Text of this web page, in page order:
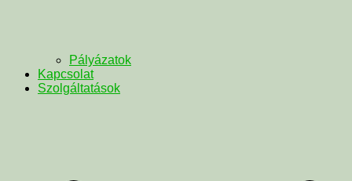
Pályázatok
Kapcsolat
Szolgáltatások